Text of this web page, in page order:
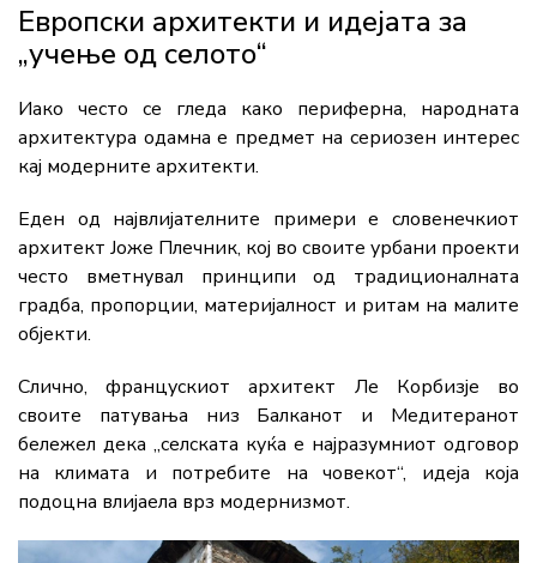
Европски архитекти и идејата за
„учење од селото“
Иако често се гледа како периферна, народната
архитектура одамна е предмет на сериозен интерес
кај модерните архитекти.
Еден од највлијателните примери е словенечкиот
архитект Јоже Плечник, кој во своите урбани проекти
често вметнувал принципи од традиционалната
градба, пропорции, материјалност и ритам на малите
објекти.
Слично, францускиот архитект Ле Корбизје во
своите патувања низ Балканот и Медитеранот
бележел дека „селската куќа е најразумниот одговор
на климата и потребите на човекот“, идеја која
подоцна влијаела врз модернизмот.